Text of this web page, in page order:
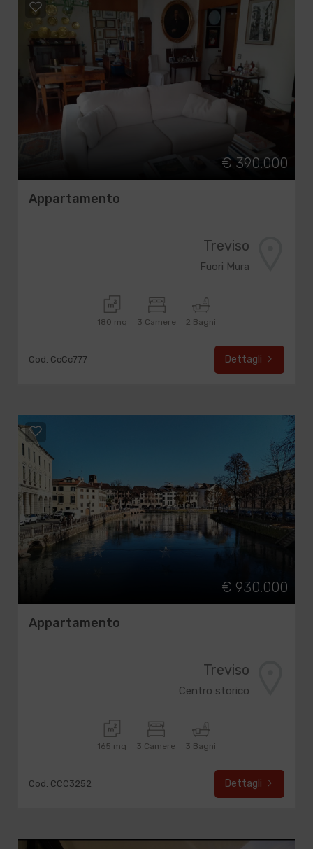
€ 390.000
Appartamento
Treviso
Fuori Mura
180 mq 3 Camere 2 Bagni
Cod. CcCc777 Dettagli
€ 930.000
Appartamento
Treviso
Centro storico
165 mq 3 Camere 3 Bagni
Cod. CCC3252 Dettagli